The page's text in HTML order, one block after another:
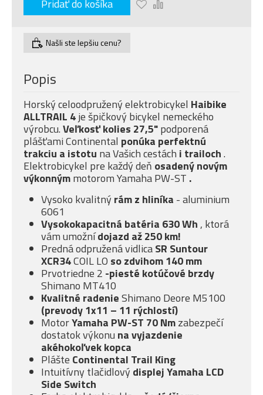
Pridať do košíka
Našli ste lepšiu cenu?
Popis
Horský celoodpružený elektrobicykel Haibike
ALLTRAIL 4je špičkový bicykel nemeckého
výrobcu.Veľkosť kolies 27,5"podporená
plášťami Continental ponúka perfektnú
trakciu a istotu na Vašich cestách i trailoch.
Elektrobicykel pre každý deň osadený novým
výkonnýmmotorom Yamaha PW-ST .
Vysoko kvalitný rám z hliníka - aluminium
6061
Vysokokapacitná batéria 630 Wh , ktorá
vám umožnídojazd až 250 km!
Predná odpružená vidlicaSR Suntour
XCR34COIL LO sozdvihom 140 mm
Prvotriedne 2 -piesté kotúčové brzdy
Shimano MT410
Kvalitné radenieShimano Deore M5100
(prevody 1x11 – 11 rýchlostí)
MotorYamaha PW-ST 70 Nmzabezpečí
dostatok výkonu na vyjazdenie
akéhokoľvek kopca
Plášte Continental Trail King
Intuitívny tlačidlový displej Yamaha LCD
Side Switch